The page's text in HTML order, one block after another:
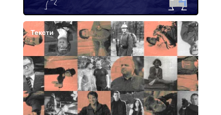
Тексти